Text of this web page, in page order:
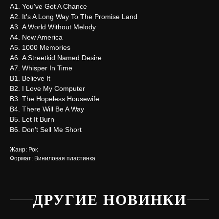
А1. You've Got A Chance
А2. It's A Long Way To The Promise Land
А3. A World Without Melody
А4. New America
А5. 1000 Memories
А6. A Streetkid Named Desire
А7. Whisper In Time
В1. Believe It
В2. I Love My Computer
В3. The Hopeless Housewife
В4. There Will Be A Way
В5. Let It Burn
В6. Don't Sell Me Short
Жанр: Рок
Формат: Виниловая пластинка
ДРУГИЕ НОВИНКИ
Нужна
помощь?
Напишите нам, мы ответим